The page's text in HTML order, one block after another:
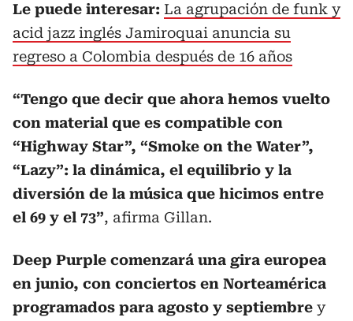
Le puede interesar: La agrupación de funk y
acid jazz inglés Jamiroquai anuncia su
regreso a Colombia después de 16 años
“Tengo que decir que ahora hemos vuelto
con material que es compatible con
“Highway Star”, “Smoke on the Water”,
“Lazy”: la dinámica, el equilibrio y la
diversión de la música que hicimos entre
el 69 y el 73”, afirma Gillan.
Deep Purple comenzará una gira europea
en junio, con conciertos en Norteamérica
programados para agosto y septiembre y